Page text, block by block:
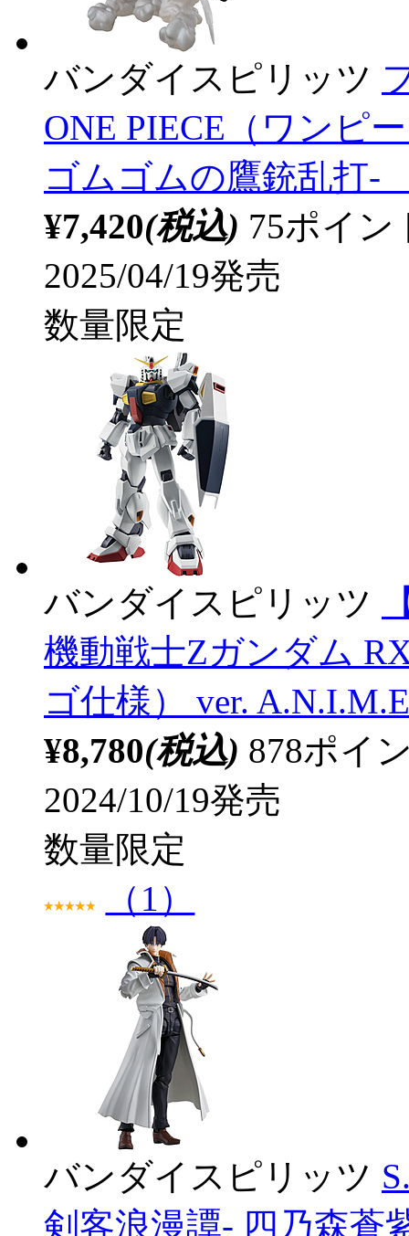
バンダイスピリッツ
ONE PIECE（ワンピ
ゴムゴムの鷹銃乱打-
¥7,420(税込) 75ポイ
2025/04/19発売
数量限定
バンダイスピリッツ
機動戦士Ζガンダム
ゴ仕様） ver.
¥8,780(税込) 878ポイ
2024/10/19発売
数量限定
（1）
バンダイスピリッツ
剣客浪漫譚- 四乃森蒼